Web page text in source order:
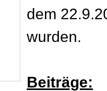
dem
wurden.
Beiträge: